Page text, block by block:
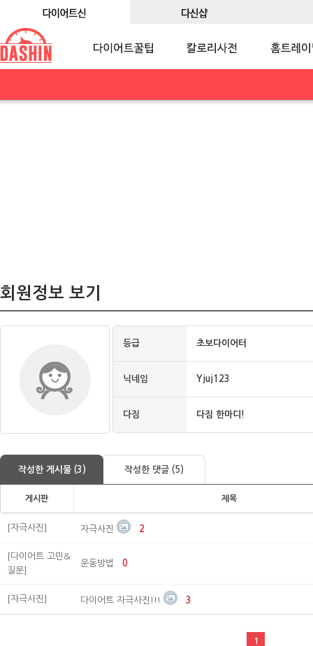
회원정보 보기
등급 초보다이어터
닉네임 Yjuj123
다짐 다짐 한마디!
작성한 게시물 (3) 작성한 댓글 (5)
게시판 제목
[자극사진] 자극사진 2
[다이어트 고민&
질문]
운동방법 0
[자극사진] 다이어트 자극사진!!! 3
1